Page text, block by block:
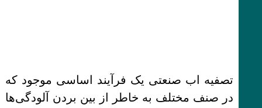
تصفیه اب صنعتی یک فرآیند اساسی موجود که
در صنف مختلف به خاطر از بین بردن آلودگی‌ها